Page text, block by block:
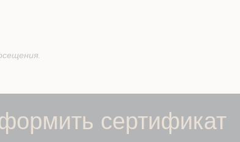
сертификат